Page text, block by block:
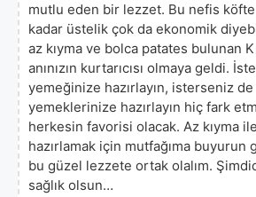
mutlu eden bir lezzet. Bu nefis
kadar üstelik çok da ekonomik
az kıyma ve bolca patates bulunan
anınızın kurtarıcısı olmaya geldi.
yemeğinize hazırlayın, isterseniz
yemeklerinize hazırlayın hiç fark
herkesin favorisi olacak. Az kıyma
hazırlamak için mutfağıma
bu güzel lezzete ortak olalım.
sağlık olsun…